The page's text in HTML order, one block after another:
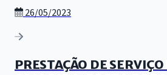
26/05/2023
PRESTAÇÃO DE